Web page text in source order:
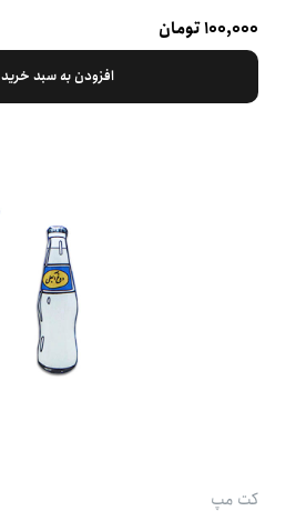
۱۰۰,۰۰۰ تومان
افزودن به سبد خرید
کت‌ مپ